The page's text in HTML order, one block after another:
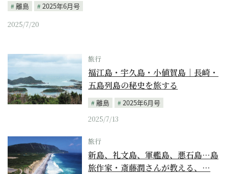
離島
2025年6月号
2025/7/20
旅行
福江島・宇久島・小値賀島｜長崎・
五島列島の秘史を旅する
離島
2025年6月号
2025/7/13
旅行
新島、礼文島、軍艦島、悪石島…島
旅作家・斎藤潤さんが教える、…